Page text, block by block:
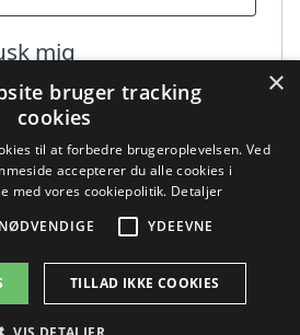
mig
×
bruger tracking
cookies
til at forbedre brugeroplevelsen. Ved
accepterer du alle cookies i
med vores cookiepolitik. Detaljer
YDEEVNE
TILLAD IKKE COOKIES